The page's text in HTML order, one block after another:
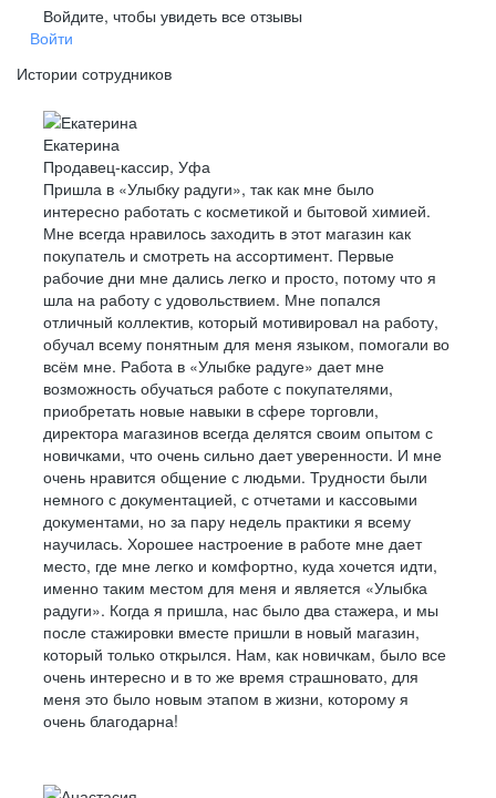
ПСКОВ
РОСТОВ-НА-ДОНУ
РЯЗАНЬ
САМАРА
САРАТОВ
ЯКУТСК
ЮЖНО-САХАЛИНСК
ВЛАДИКАВКАЗ
СМОЛЕНСК
СТАВРОПОЛЬ
ТАМБОВ
ТОМСК
ТУЛА
ТЮМЕНЬ
ИЖЕВСК
УЛЬЯНОВСК
УФА
ХАБАРОВСК
АБАКАН
ЧЕЛЯБИНСК
ГРОЗНЫЙ
ЧИТА
Войдите, чтобы увидеть все отзывы
Войти
Истории сотрудников
Екатерина
Продавец-кассир, Уфа
Пришла в «Улыбку радуги», так как мне было
интересно работать с косметикой и бытовой химией.
Мне всегда нравилось заходить в этот магазин как
покупатель и смотреть на ассортимент. Первые
рабочие дни мне дались легко и просто, потому что я
шла на работу с удовольствием. Мне попался
отличный коллектив, который мотивировал на работу,
обучал всему понятным для меня языком, помогали во
всём мне. Работа в «Улыбке радуге» дает мне
возможность обучаться работе с покупателями,
приобретать новые навыки в сфере торговли,
директора магазинов всегда делятся своим опытом с
новичками, что очень сильно дает уверенности. И мне
очень нравится общение с людьми. Трудности были
немного с документацией, с отчетами и кассовыми
документами, но за пару недель практики я всему
научилась. Хорошее настроение в работе мне дает
место, где мне легко и комфортно, куда хочется идти,
именно таким местом для меня и является «Улыбка
радуги». Когда я пришла, нас было два стажера, и мы
после стажировки вместе пришли в новый магазин,
который только открылся. Нам, как новичкам, было все
очень интересно и в то же время страшновато, для
меня это было новым этапом в жизни, которому я
очень благодарна!